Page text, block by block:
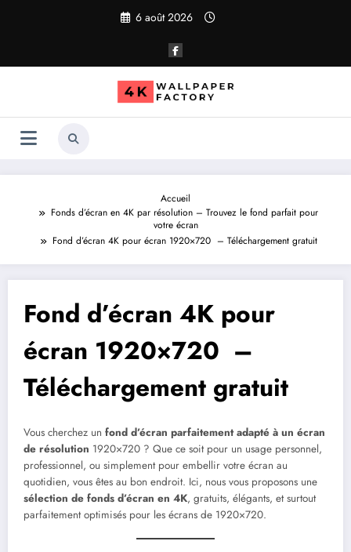
6 août 2026
Accueil
Fonds d’écran en 4K par résolution – Trouvez le fond parfait pour
votre écran
Fond d’écran 4K pour écran 1920×720 – Téléchargement gratuit
Fond d’écran 4K pour
écran 1920×720 –
Téléchargement gratuit
Vous cherchez un fond d’écran parfaitement adapté à un écran
de résolution 1920×720 ? Que ce soit pour un usage personnel,
professionnel, ou simplement pour embellir votre écran au
quotidien, vous êtes au bon endroit. Ici, nous vous proposons une
sélection de fonds d’écran en 4K, gratuits, élégants, et surtout
parfaitement optimisés pour les écrans de 1920×720.